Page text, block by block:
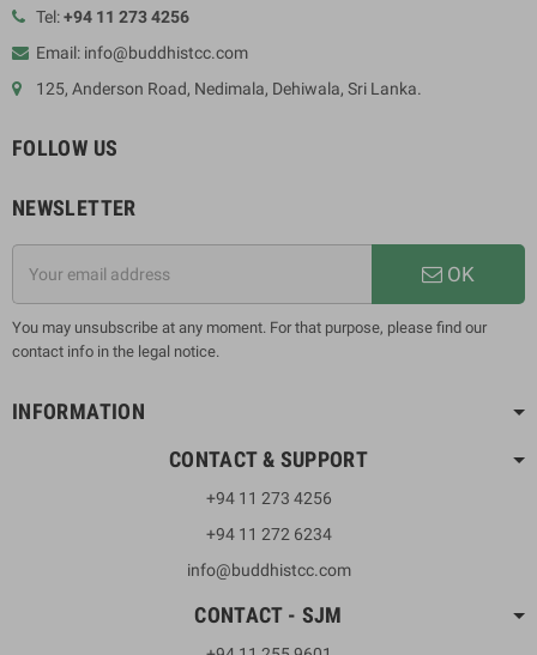
Tel:+94 11 273 4256
Email: info@buddhistcc.com
125, Anderson Road, Nedimala, Dehiwala, Sri Lanka.
FOLLOW US
NEWSLETTER
OK
You may unsubscribe at any moment. For that purpose, please find our
contact info in the legal notice.
INFORMATION
CONTACT & SUPPORT
+94 11 273 4256
+94 11 272 6234
info@buddhistcc.com
CONTACT - SJM